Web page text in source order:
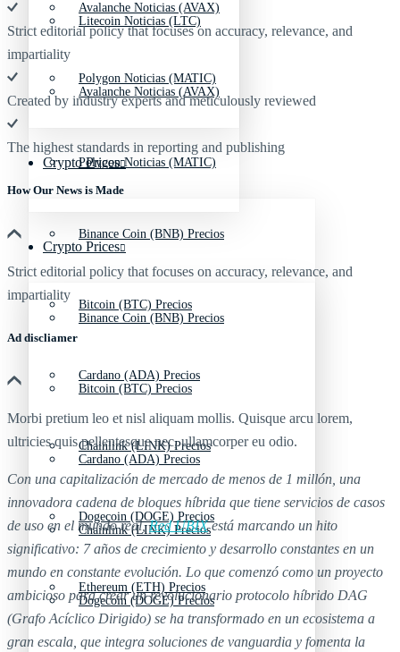
Avalanche Noticias (AVAX)
Polygon Noticias (MATIC)
Crypto Prices
Binance Coin (BNB) Precios
Bitcoin (BTC) Precios
Cardano (ADA) Precios
Chainlink (LINK) Precios
Dogecoin (DOGE) Precios
Ethereum (ETH) Precios
Litecoin Noticias (LTC)
Avalanche Noticias (AVAX)
Polygon Noticias (MATIC)
Crypto Prices
Binance Coin (BNB) Precios
Bitcoin (BTC) Precios
Cardano (ADA) Precios
Chainlink (LINK) Precios
Dogecoin (DOGE) Precios
Strict editorial policy that focuses on accuracy, relevance, and
impartiality
Created by industry experts and meticulously reviewed
The highest standards in reporting and publishing
How Our News is Made
Strict editorial policy that focuses on accuracy, relevance, and
impartiality
Ad discliamer
Morbi pretium leo et nisl aliquam mollis. Quisque arcu lorem,
ultricies quis pellentesque nec, ullamcorper eu odio.
Con una capitalización de mercado de menos de 1 millón, una
innovadora cadena de bloques híbrida que tiene servicios de casos
de uso en el mundo real, Red UBIX está marcando un hito
significativo: 7 años de crecimiento y desarrollo constantes en un
mundo en constante evolución. Lo que comenzó como un proyecto
ambicioso para crear un revolucionario protocolo híbrido DAG
(Grafo Acíclico Dirigido) se ha transformado en un ecosistema a
gran escala, que integra soluciones de vanguardia y fomenta la